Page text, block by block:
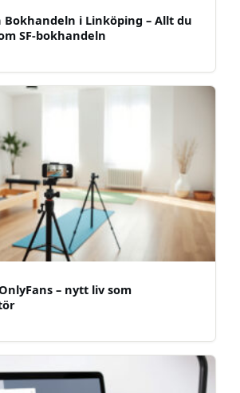
Bokhandeln i Linköping – Allt du
SF-bokhandeln
– nytt liv som